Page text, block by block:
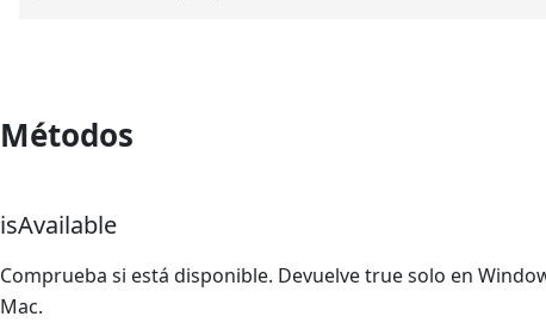
Métodos
isAvailable
Comprueba si está disponible. Devuelve true solo en
Mac.